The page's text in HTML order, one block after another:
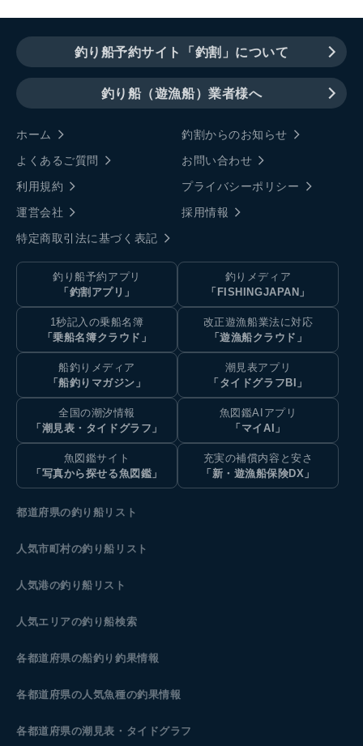
釣り船予約サイト「釣割」について
釣り船（遊漁船）業者様へ
ホーム
釣割からのお知らせ
よくあるご質問
お問い合わせ
利用規約
プライバシーポリシー
運営会社
採用情報
特定商取引法に基づく表記
釣り船予約アプリ
「釣割アプリ」
釣りメディア
「FISHINGJAPAN」
1秒記入の乗船名簿
「乗船名簿クラウド」
改正遊漁船業法に対応
「遊漁船クラウド」
船釣りメディア
「船釣りマガジン」
潮見表アプリ
「タイドグラフBI」
全国の潮汐情報
「潮見表・タイドグラフ」
魚図鑑AIアプリ
「マイAI」
魚図鑑サイト
「写真から探せる魚図鑑」
充実の補償内容と安さ
「新・遊漁船保険DX」
都道府県の釣り船リスト
人気市町村の釣り船リスト
人気港の釣り船リスト
人気エリアの釣り船検索
各都道府県の船釣り釣果情報
各都道府県の人気魚種の釣果情報
各都道府県の潮見表 ・タイドグラフ